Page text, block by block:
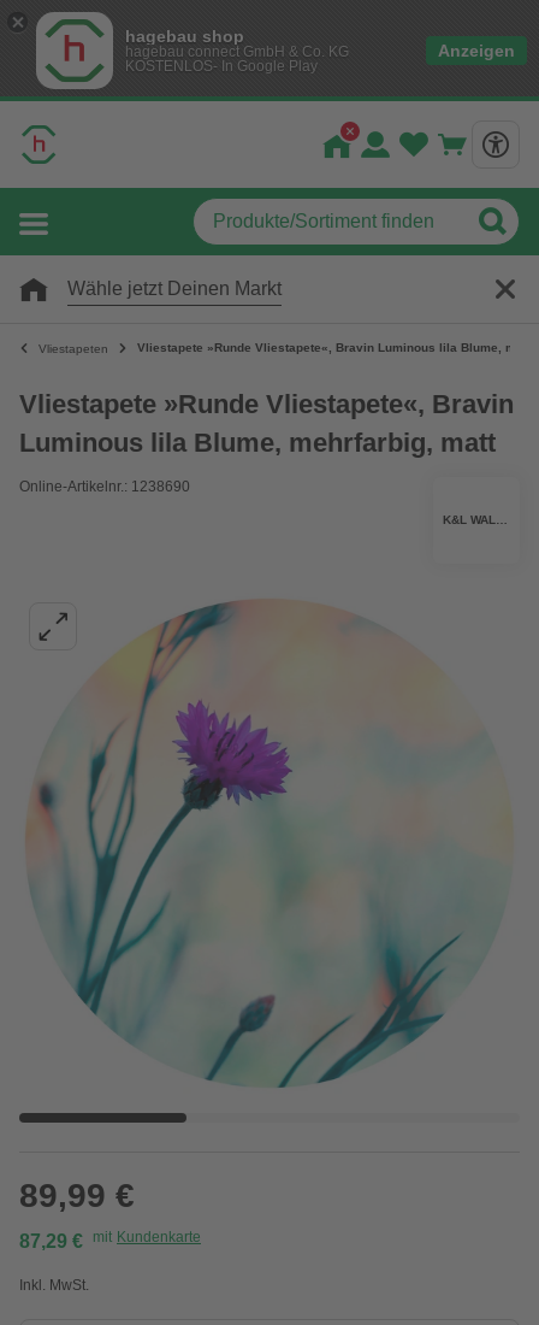
hagebau shop
hagebau connect GmbH & Co. KG
KOSTENLOS- In Google Play
Anzeigen
Wähle jetzt Deinen Markt
Vliestapeten Vliestapete »Runde Vliestapete«, Bravin Luminous lila Blume,
Vliestapete »Runde Vliestapete«, Bravin
Luminous lila Blume, mehrfarbig, matt
Online-Artikelnr.: 1238690
89,99 €
87,29 € mit Kundenkarte
Inkl. MwSt.